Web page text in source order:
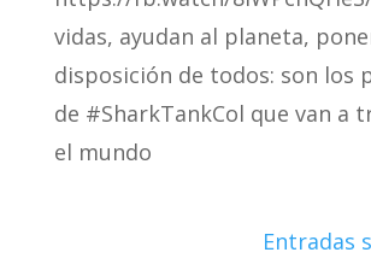
vidas, ayudan al planeta,
disposición de todos: son los
de #SharkTankCol que van a
el mundo
Entradas